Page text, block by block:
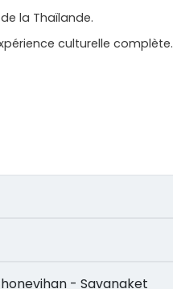
la Thaïlande.
culturelle complète.
- Savanaket